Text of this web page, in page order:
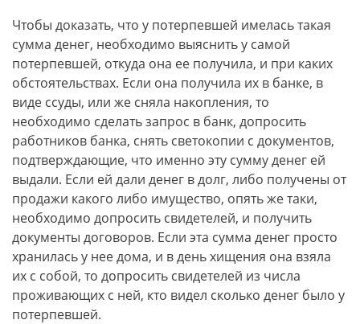
Чтобы доказать, что у потерпевшей имелась такая
сумма денег, необходимо выяснить у самой
потерпевшей, откуда она ее получила, и при каких
обстоятельствах. Если она получила их в банке, в
виде ссуды, или же сняла накопления, то
необходимо сделать запрос в банк, допросить
работников банка, снять светокопии с документов,
подтверждающие, что именно эту сумму денег ей
выдали. Если ей дали денег в долг, либо получены от
продажи какого либо имущество, опять же таки,
необходимо допросить свидетелей, и получить
документы договоров. Если эта сумма денег просто
хранилась у нее дома, и в день хищения она взяла
их с собой, то допросить свидетелей из числа
проживающих с ней, кто видел сколько денег было у
потерпевшей.